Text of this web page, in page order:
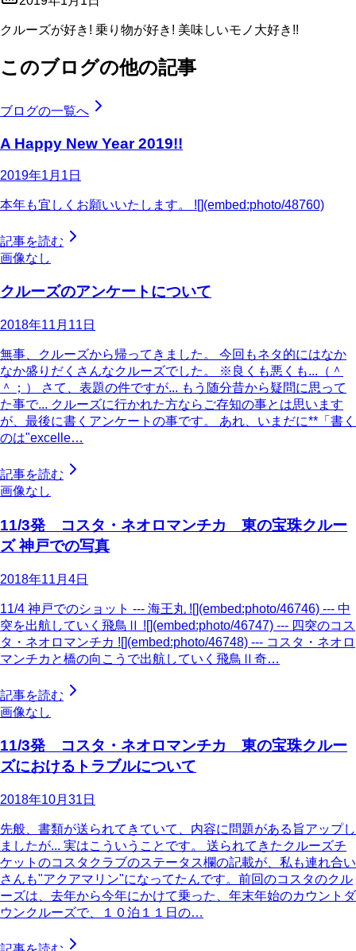
クルーズが好き! 乗り物が好き! 美味しいモノ大好き!!
このブログの他の記事
ブログの一覧へ
A Happy New Year 2019!!
2019年1月1日
本年も宜しくお願いいたします。 ![](embed:photo/48760)
記事を読む
画像なし
クルーズのアンケートについて
2018年11月11日
無事、クルーズから帰ってきました。 今回もネタ的にはなか
なか盛りだくさんなクルーズでした。 ※良くも悪くも...（＾
＾；） さて、表題の件ですが... もう随分昔から疑問に思って
た事で... クルーズに行かれた方ならご存知の事とは思います
が、最後に書くアンケートの事です。 あれ、いまだに**「書く
のは"excelle…
記事を読む
画像なし
11/3発 コスタ・ネオロマンチカ 東の宝珠クルー
ズ 神戸での写真
2018年11月4日
11/4 神戸でのショット --- 海王丸 ![](embed:photo/46746) --- 中
突を出航していく飛鳥Ⅱ ![](embed:photo/46747) --- 四突のコス
タ・ネオロマンチカ ![](embed:photo/46748) --- コスタ・ネオロ
マンチカと橋の向こうで出航していく飛鳥Ⅱ奇…
記事を読む
画像なし
11/3発 コスタ・ネオロマンチカ 東の宝珠クルー
ズにおけるトラブルについて
2018年10月31日
先般、書類が送られてきていて、内容に問題がある旨アップし
ましたが... 実はこういうことです。 送られてきたクルーズチ
ケットのコスタクラブのステータス欄の記載が、私も連れ合い
さんも"アクアマリン"になってたんです。前回のコスタのクル
ーズは、去年から今年にかけて乗った、年末年始のカウントダ
ウンクルーズで、１０泊１１日の…